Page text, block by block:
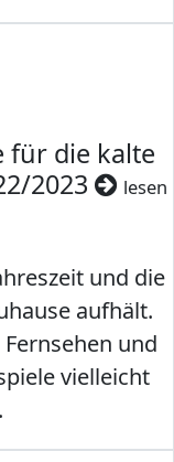
für die kalte
2023
lesen
und die
aufhält.
und
vielleicht